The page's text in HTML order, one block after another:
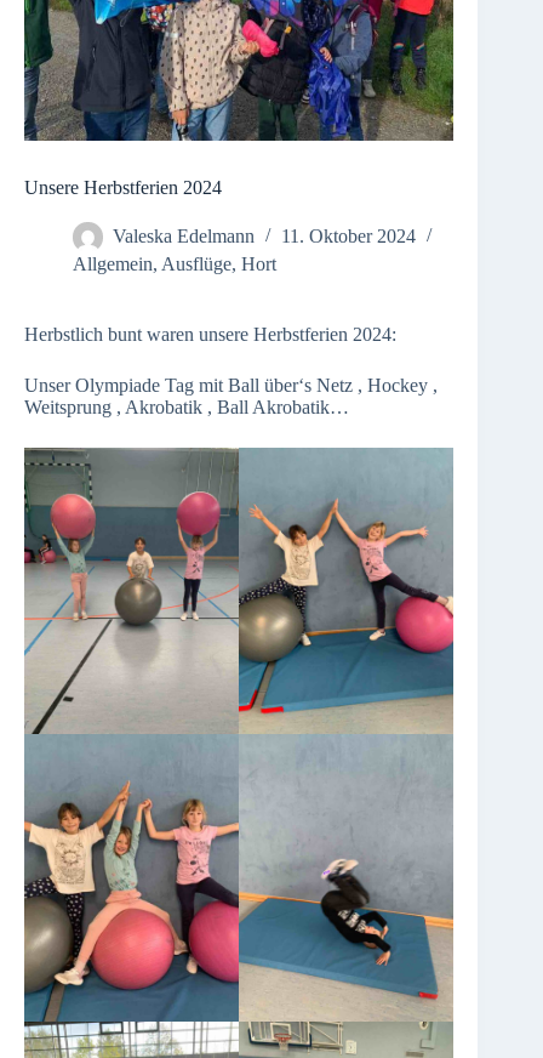
Unsere Herbstferien 2024
Valeska Edelmann
11. Oktober 2024
Allgemein, Ausflüge, Hort
Herbstlich bunt waren unsere Herbstferien 2024:
Unser Olympiade Tag mit Ball über‘s Netz , Hockey ,
Weitsprung , Akrobatik , Ball Akrobatik…